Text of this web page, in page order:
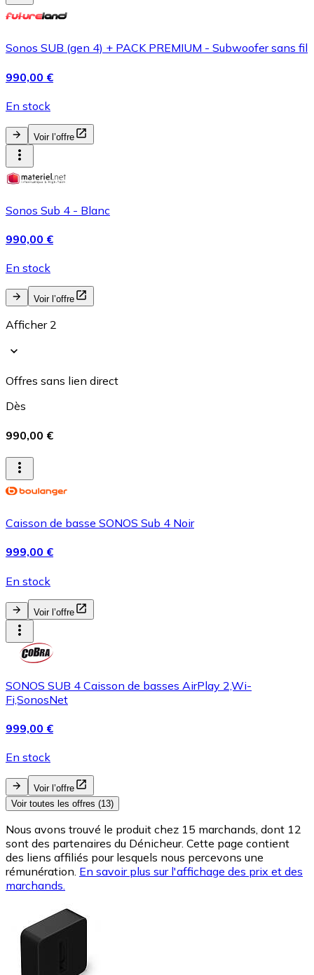
Sonos SUB (gen 4) + PACK PREMIUM - Subwoofer sans fil
990,00 €
En stock
Voir l’offre
Sonos Sub 4 - Blanc
990,00 €
En stock
Voir l’offre
Afficher 2
Offres sans lien direct
Dès
990,00 €
Caisson de basse SONOS Sub 4 Noir
999,00 €
En stock
Voir l’offre
SONOS SUB 4 Caisson de basses AirPlay 2,Wi-
Fi,SonosNet
999,00 €
En stock
Voir l’offre
Voir toutes les offres (13)
Nous avons trouvé le produit chez 15 marchands, dont 12
sont des partenaires du Dénicheur. Cette page contient
des liens affiliés pour lesquels nous percevons une
rémunération. En savoir plus sur l'affichage des prix et des
marchands.